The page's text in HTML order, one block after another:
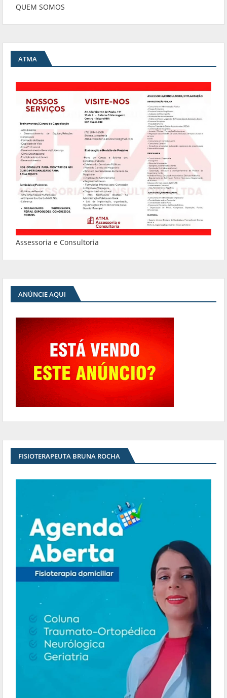
QUEM SOMOS
ATMA
Assessoria e Consultoria
ANÚNCIE AQUI
FISIOTERAPEUTA BRUNA ROCHA